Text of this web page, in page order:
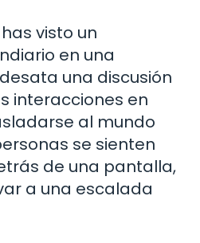
visto un
en una
una discusión
interacciones en
al mundo
se sienten
de una pantalla,
a una escalada